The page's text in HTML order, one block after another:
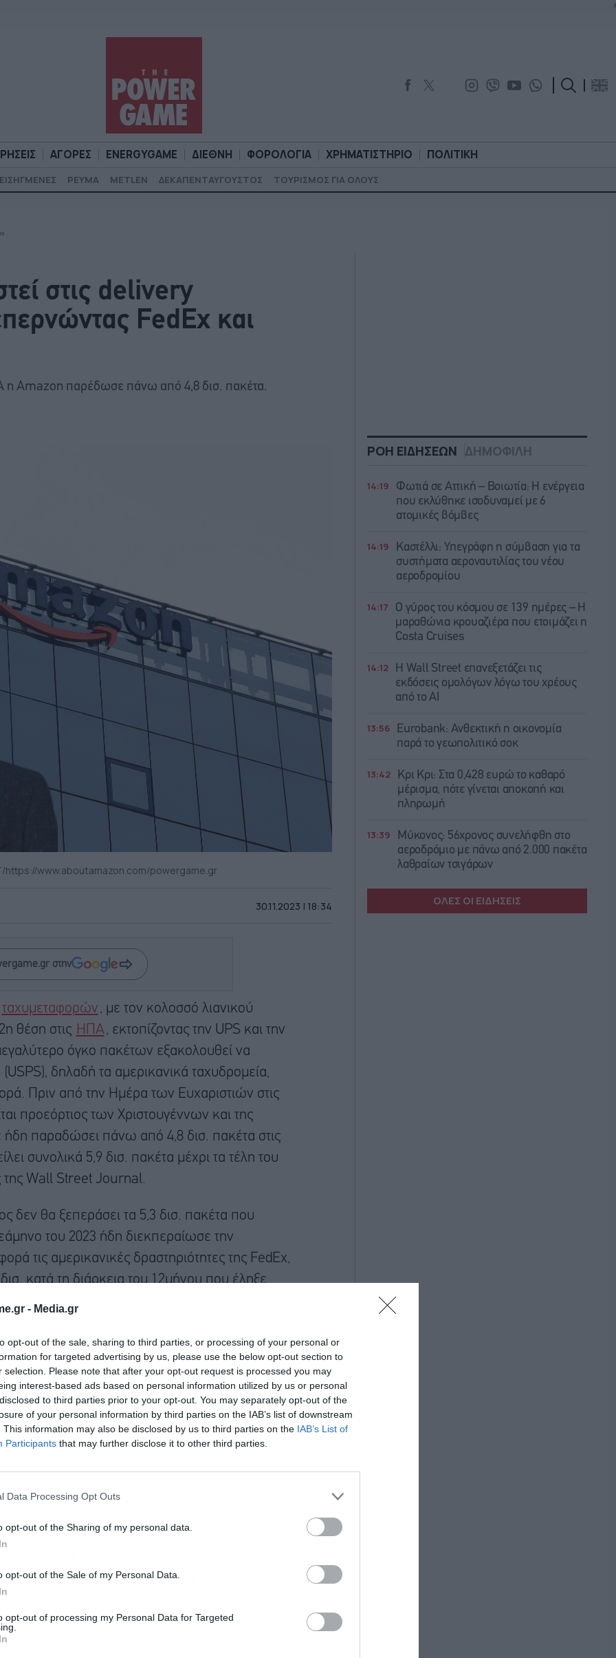
- Media.gr
opt-out of the sale, sharing to third parties, or processing of your personal or
for targeted advertising by us, please use the below opt-out section to
selection. Please note that after your opt-out request is processed you may
interest-based ads based on personal information utilized by us or personal
to third parties prior to your opt-out. You may separately opt-out of the
of your personal information by third parties on the IAB’s list of downstream
This information may also be disclosed by us to third parties on the IAB’s List of
Participants that may further disclose it to other third parties.
Data Processing Opt Outs
opt-out of the Sharing of my personal data.
opt-out of the Sale of my Personal Data.
opt-out of processing my Personal Data for Targeted
ΑΓΟΡΕΣ ENERGYGAME ΔΙΕΘΝΗ ΦΟΡΟΛΟΓΙΑ ΧΡΗΜΑΤΙΣΤΗΡΙΟ ΠΟΛΙΤΙΚΗ
ΕΙΣΗΓΜΕΝΕΣ ΡΕΥΜΑ METLEN ΔΕΚΑΠΕΝΤΑΥΓΟΥΣΤΟΣ ΤΟΥΡΙΣΜΟΣ ΓΙΑ ΟΛΟΥΣ
στις delivery
FedEx και
η Amazon παρέδωσε πάνω από 4,8 δισ. πακέτα.
https://www.aboutamazon.com/powergame.gr
30.11.2023 | 18:34
στην
ταχυμεταφορών , με τον κολοσσό λιανικού
θέση στις ΗΠΑ, εκτοπίζοντας την UPS και την
όγκο πακέτων εξακολουθεί να
δηλαδή τα αμερικανικά ταχυδρομεία,
Πριν από την Ημέρα των Ευχαριστιών στις
προεόρτιος των Χριστουγέννων και της
παραδώσει πάνω από 4,8 δισ. πακέτα στις
συνολικά 5,9 δισ. πακέτα μέχρι τα τέλη του
της Wall Street Journal.
δεν θα ξεπεράσει τα 5,3 δισ. πακέτα που
του 2023 ήδη διεκπεραίωσε την
τις αμερικανικές δραστηριότητες της FedEx,
κατά τη διάρκεια του 12μήνου που έληξε
6,7 δισ. πακέτα, επισκιάζοντας όλες τις
σημειώθηκε από τα 7 δισ. πακέτα του 2021.
Amazon Logistics διαψεύδει όσους είχαν
Φρεντ Σμιθ, διευθύνων σύμβουλος της FedEx
απειλή κινούνταν στη σφαίρα της φαντασίας.
και FedEx προ δεκαετίας, ενώ σήμερα
ΡΟΗ ΕΙΔΗΣΕΩΝ ΔΗΜΟΦΙΛΗ
14:19
Φωτιά σε Αττική – Βοιωτία: Η ενέργεια
που εκλύθηκε ισοδυναμεί με 6
ατομικές βόμβες
14:19
Καστέλλι: Υπεγράφη η σύμβαση για τα
συστήματα αεροναυτιλίας του νέου
αεροδρομίου
14:17
Ο γύρος του κόσμου σε 139 ημέρες – Η
μαραθώνια κρουαζιέρα που ετοιμάζει η
Costa Cruises
14:12
Η Wall Street επανεξετάζει τις
εκδόσεις ομολόγων λόγω του χρέους
από το AI
13:56
Eurobank: Ανθεκτική η οικονομία
παρά το γεωπολιτικό σοκ
13:42
Κρι Κρι: Στα 0,428 ευρώ το καθαρό
μέρισμα, πότε γίνεται αποκοπή και
πληρωμή
13:39
Μύκονος: 56χρονος συνελήφθη στο
αεροδρόμιο με πάνω από 2.000 πακέτα
λαθραίων τσιγάρων
ΟΛΕΣ ΟΙ ΕΙΔΗΣΕΙΣ